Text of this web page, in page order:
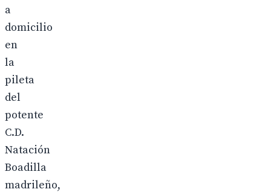
a
domicilio
en
la
pileta
del
potente
C.D.
Natación
Boadilla
madrileño,